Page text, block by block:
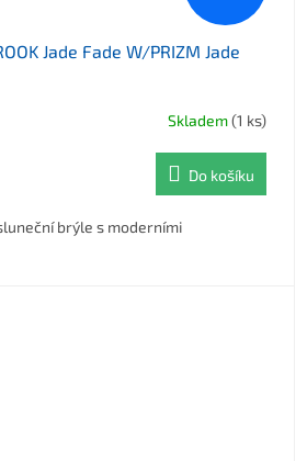
Jade Fade W/PRIZM Jade
Skladem(1 ks)
Do košíku
brýle s moderními